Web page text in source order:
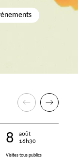
8
août
16h30
Visites tous publics